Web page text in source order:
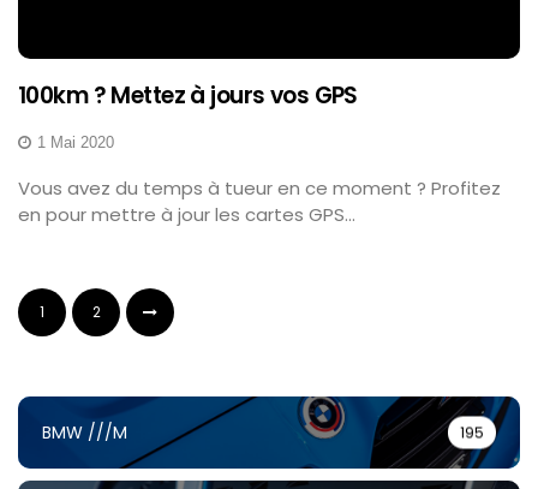
100km ? Mettez à jours vos GPS
1 Mai 2020
Vous avez du temps à tueur en ce moment ? Profitez
en pour mettre à jour les cartes GPS...
1 2
BMW ///M 195